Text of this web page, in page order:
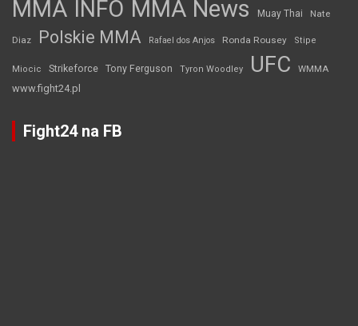
MMA INFO MMA News Muay Thai Nate
Diaz Polskie MMA Rafael dos Anjos Ronda Rousey Stipe
Miocic Strikeforce Tony Ferguson Tyron Woodley UFC WMMA
www.fight24.pl
Fight24 na FB